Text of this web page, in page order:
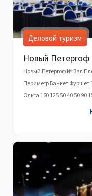
Деловой туризм
Новый Петергоф
Новый Петергоф № Зал
Периметр Банкет Фуршет
Ольга 160 125 50 40 50 90